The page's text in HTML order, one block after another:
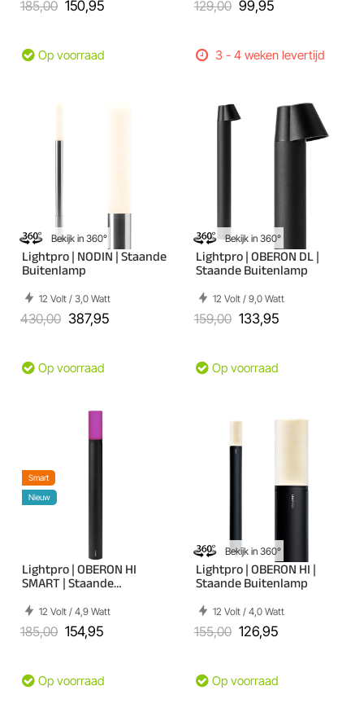
185,00 150,95
Op voorraad
129,00 99,95
3 - 4 weken levertijd
Bekijk in 360°
Lightpro | NODIN | Staande
Buitenlamp
12 Volt / 3,0 Watt
430,00 387,95
Op voorraad
Bekijk in 360°
Lightpro | OBERON DL |
Staande Buitenlamp
12 Volt / 9,0 Watt
159,00 133,95
Op voorraad
Smart
Nieuw
Lightpro | OBERON HI
SMART | Staande
12 Volt / 4,9 Watt
185,00 154,95
Op voorraad
Bekijk in 360°
Lightpro | OBERON HI |
Staande Buitenlamp
12 Volt / 4,0 Watt
155,00 126,95
Op voorraad